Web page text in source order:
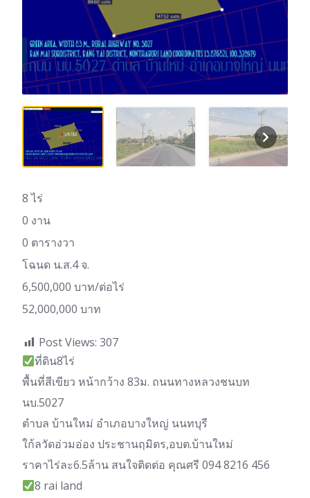
8 ไร่
0 งาน
0 ตารางวา
โฉนด น.ส.4 จ.
6,500,000 บาท/ต่อไร่
52,000,000 บาท
Post Views: 307
ที่ดิน8ไร่
พื้นที่สีเขียว หน้ากว้าง 83ม. ถนนทางหลวงชนบท
นบ.5027
ตำบล บ้านใหม่ อำเภอบางใหญ่ นนทบุรี
ใก้ลวัดอ่วมอ่อง ประชานฤมิตร,อบต.บ้านใหม่
ราคาไร่ละ6.5ล้าน สนใจติดต่อ คุณศรี 094 8216 456
8 rai land